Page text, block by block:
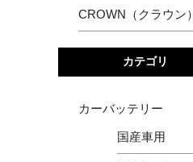
CROWN（クラウン）
カテゴリ
カーバッテリー
国産車用